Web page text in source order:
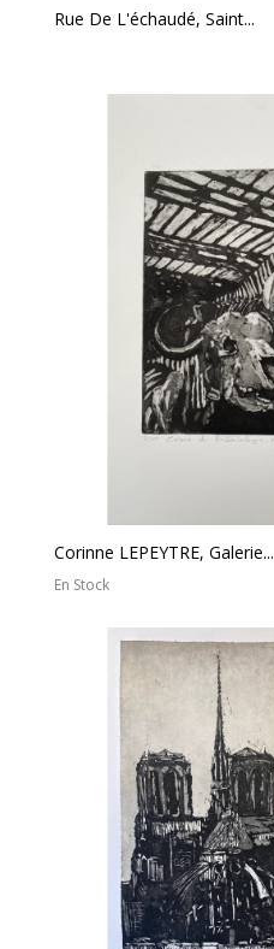
Rue De L'échaudé, Saint...
Corinne LEPEYTRE, Galerie...
En Stock